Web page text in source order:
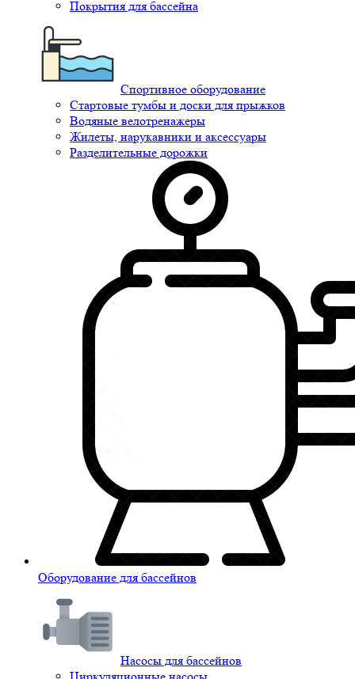
Покрытия для бассейна
Спортивное оборудование
Стартовые тумбы и доски для прыжков
Водяные велотренажеры
Жилеты, нарукавники и аксессуары
Разделительные дорожки
Оборудование для бассейнов
Насосы для бассейнов